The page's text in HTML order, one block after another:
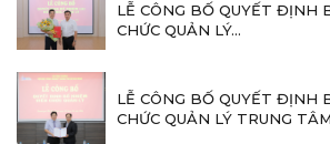
LỄ CÔNG BỐ QUYẾT ĐỊNH
CHỨC QUẢN LÝ...
LỄ CÔNG BỐ QUYẾT ĐỊNH
CHỨC QUẢN LÝ TRUNG